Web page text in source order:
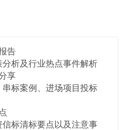
告
析及行业热点事件解析
享
标案例、进场项目投标
标清标要点以及注意事